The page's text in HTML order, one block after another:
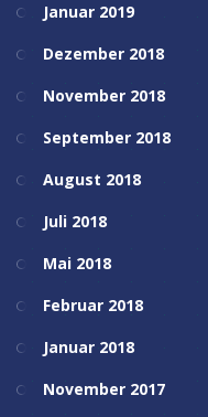
Januar 2019
Dezember 2018
November 2018
September 2018
August 2018
Juli 2018
Mai 2018
Februar 2018
Januar 2018
November 2017